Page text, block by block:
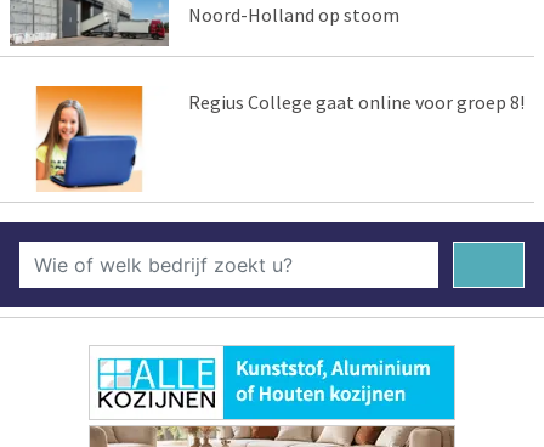
Noord-Holland op stoom
Regius College gaat online voor groep 8!